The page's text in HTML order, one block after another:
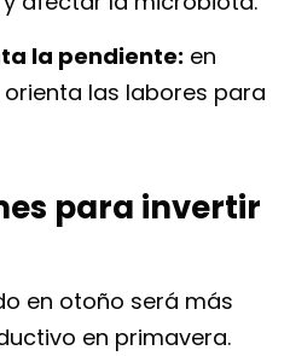
la pendiente: en
las labores para
para invertir
en otoño será más
en primavera.